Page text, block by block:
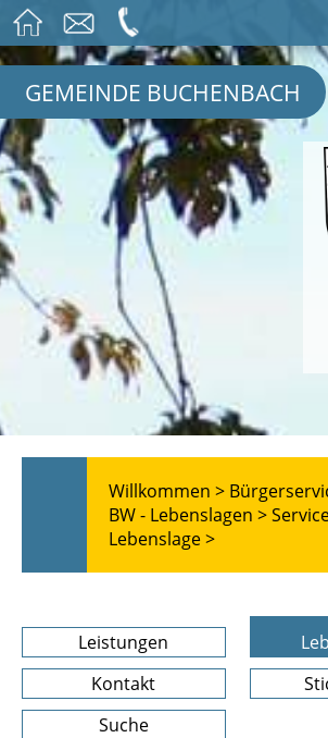
GEMEINDE BUCHENBACH
Willkommen >
BW - Lebenslagen >
Lebenslage >
Leistungen
Kontakt
Suche